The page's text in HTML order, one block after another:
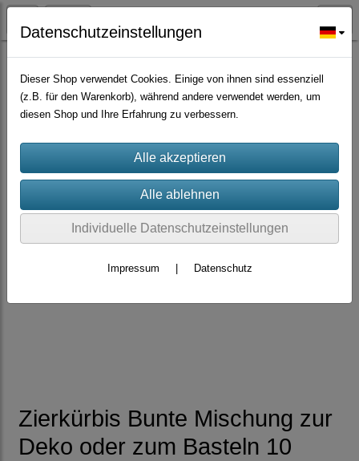
Zierpflanzen
Zierkürbis Bunte Mischung zur
Deko oder zum Basteln 10
Datenschutzeinstellungen
Dieser Shop verwendet Cookies. Einige von ihnen sind essenziell
(z.B. für den Warenkorb), während andere verwendet werden, um
diesen Shop und Ihre Erfahrung zu verbessern.
Individuelle Datenschutzeinstellungen
Impressum Datenschutz